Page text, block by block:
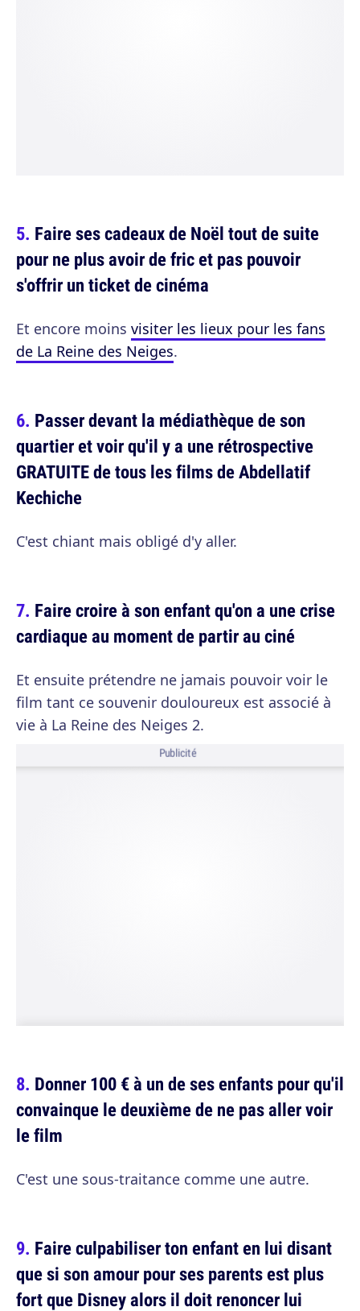
Faire ses cadeaux de Noël tout de suite
pour ne plus avoir de fric et pas pouvoir
s'offrir un ticket de cinéma
Et encore moins visiter les lieux pour les fans
de La Reine des Neiges.
Passer devant la médiathèque de son
quartier et voir qu'il y a une rétrospective
GRATUITE de tous les films de Abdellatif
Kechiche
C'est chiant mais obligé d'y aller.
Faire croire à son enfant qu'on a une crise
cardiaque au moment de partir au ciné
Et ensuite prétendre ne jamais pouvoir voir le
film tant ce souvenir douloureux est associé à
vie à La Reine des Neiges 2.
Publicité
Donner 100 € à un de ses enfants pour qu'il
convainque le deuxième de ne pas aller voir
le film
C'est une sous-traitance comme une autre.
Faire culpabiliser ton enfant en lui disant
que si son amour pour ses parents est plus
fort que Disney alors il doit renoncer lui